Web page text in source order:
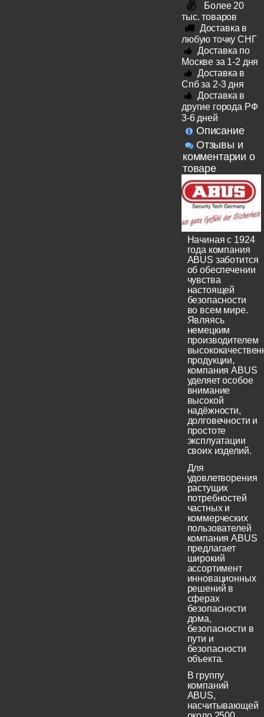
Более 20
тыс. товаров
Доставка в
любую точку СНГ
Доставка по
Москве за 1-2 дня
Доставка в
Спб за 2-3 дня
Доставка в
другие города РФ
3-6 дней
Описание
Отзывы и
комментарии о
товаре
Начиная с 1924
года компания
ABUS заботится
об обеспечении
чувства
настоящей
безопасности
во всем мире.
Являясь
немецким
производителем
продукции,
компания ABUS
уделяет особое
внимание
высокой
надёжности,
долговечности и
простоте
эксплуатации
своих изделий.
Для
удовлетворения
растущих
потребностей
частных и
коммерческих
пользователей
компания ABUS
предлагает
широкий
ассортимент
инновационных
решений в
сферах
безопасности
дома,
безопасности в
пути и
безопасности
объекта.
В группу
компаний
ABUS,
насчитывающей